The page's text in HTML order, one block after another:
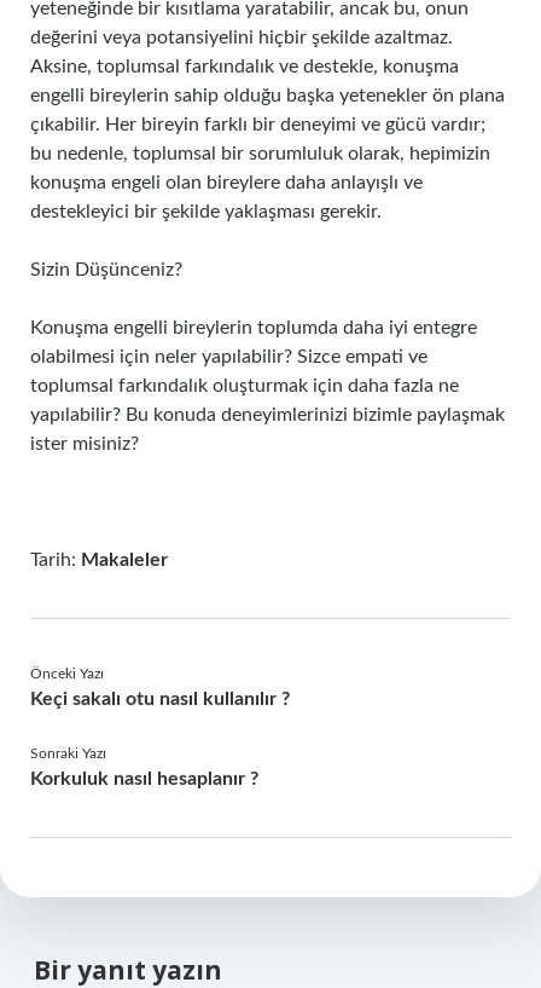
yeteneğinde bir kısıtlama yaratabilir, ancak bu, onun
değerini veya potansiyelini hiçbir şekilde azaltmaz.
Aksine, toplumsal farkındalık ve destekle, konuşma
engelli bireylerin sahip olduğu başka yetenekler ön plana
çıkabilir. Her bireyin farklı bir deneyimi ve gücü vardır;
bu nedenle, toplumsal bir sorumluluk olarak, hepimizin
konuşma engeli olan bireylere daha anlayışlı ve
destekleyici bir şekilde yaklaşması gerekir.
Sizin Düşünceniz?
Konuşma engelli bireylerin toplumda daha iyi entegre
olabilmesi için neler yapılabilir? Sizce empati ve
toplumsal farkındalık oluşturmak için daha fazla ne
yapılabilir? Bu konuda deneyimlerinizi bizimle paylaşmak
ister misiniz?
Tarih: Makaleler
Önceki Yazı
Keçi sakalı otu nasıl kullanılır ?
Sonraki Yazı
Korkuluk nasıl hesaplanır ?
Bir yanıt yazın